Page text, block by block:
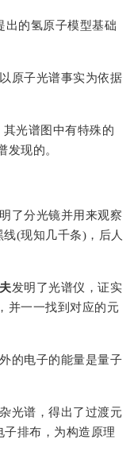
出的氢原子模型基础
原子光谱事实为依据
其光谱图中有特殊的
现的。
了分光镜并用来观察
线(现知几千条)，后人
发明了光谱仪，证实
并一一找到对应的元
的电子的能量是量子
光谱，得出了过渡元
排布，为构造原理